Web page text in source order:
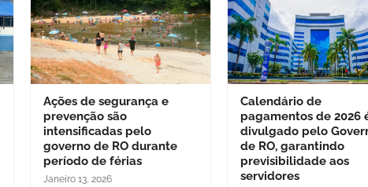
Ações de segurança e
prevenção são
intensificadas pelo
governo de RO durante
período de férias
Janeiro 13, 2026
Calendário de
pagamentos de 2026
divulgado pelo
de RO, garantindo
previsibilidade aos
servidores